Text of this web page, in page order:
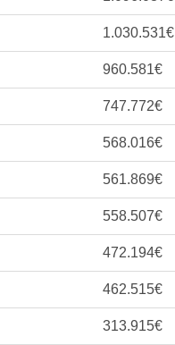
1.030.531€
960.581€
747.772€
568.016€
561.869€
558.507€
472.194€
462.515€
313.915€